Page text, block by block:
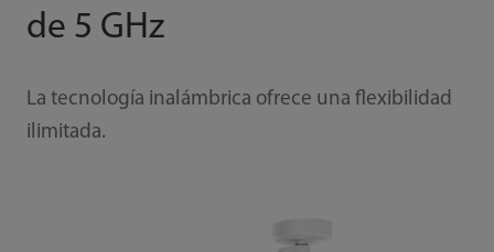
de 5 GHz
La tecnología inalámbrica ofrece una flexibilidad
ilimitada.